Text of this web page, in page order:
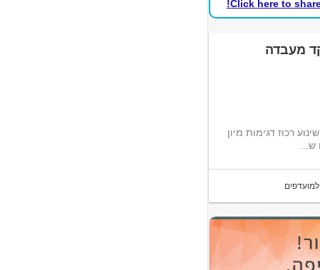
Click here to
מעבדה
רכוז דגימות מיון